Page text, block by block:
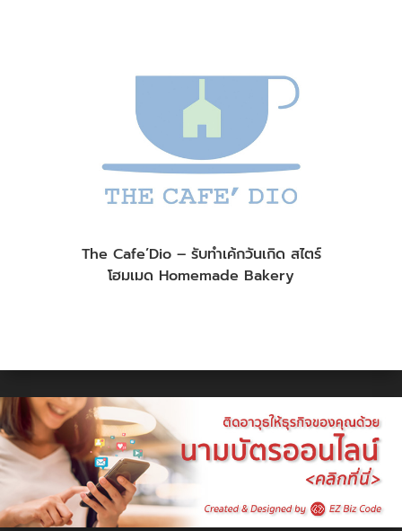
The Cafe’Dio – รับทำเค้กวันเกิด สไตร์
โฮมเมด Homemade Bakery